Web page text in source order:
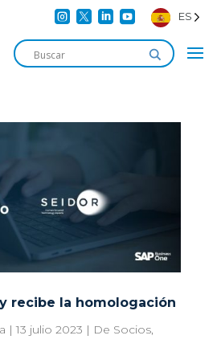
    ES
recibe la homologación
|13 julio 2023 | De Socios,